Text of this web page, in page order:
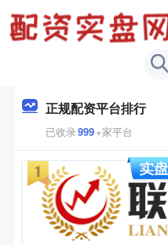
正规配资平台排行
已收录999+家平台